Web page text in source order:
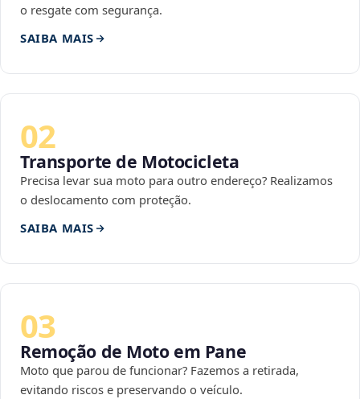
o resgate com segurança.
SAIBA MAIS
02
Transporte de Motocicleta
Precisa levar sua moto para outro endereço? Realizamos
o deslocamento com proteção.
SAIBA MAIS
03
Remoção de Moto em Pane
Moto que parou de funcionar? Fazemos a retirada,
evitando riscos e preservando o veículo.